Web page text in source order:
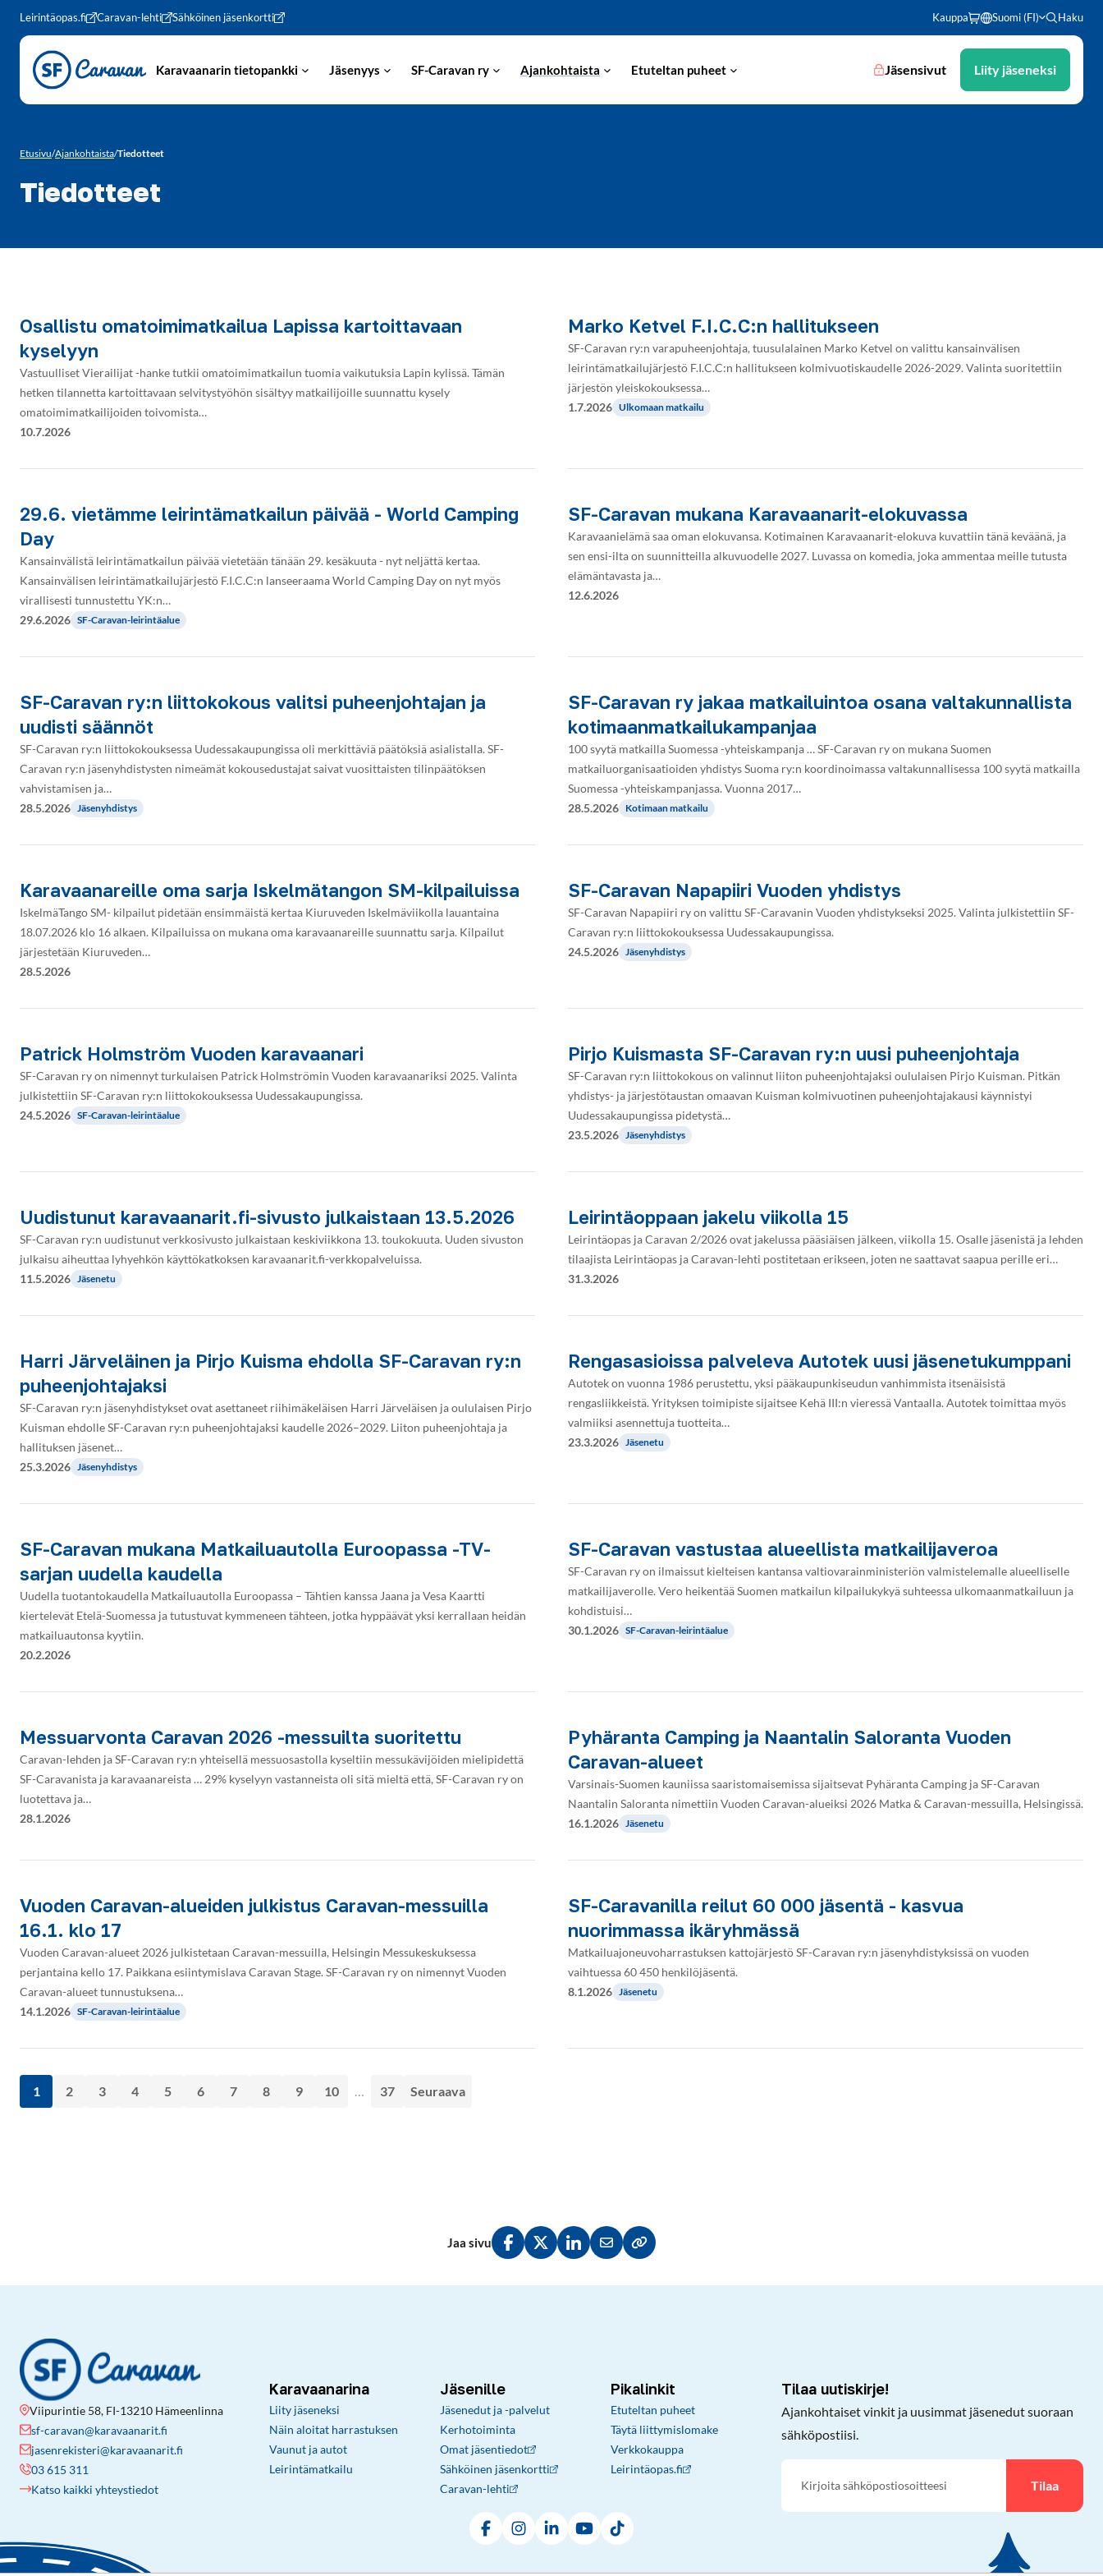
Siirry sivun sisältöön
Leirintäopas.fi Caravan-lehti Sähköinen jäsenkortti Kauppa Suomi (FI) Haku
Karavaanarin tietopankki Jäsenyys SF-Caravan ry Ajankohtaista Etuteltan puheet Jäsensivut Liity jäseneksi
Etusivu/Ajankohtaista/Tiedotteet
Tiedotteet
Osallistu omatoimimatkailua Lapissa kartoittavaan
kyselyyn
Vastuulliset Vierailijat -hanke tutkii omatoimimatkailun tuomia vaikutuksia Lapin kylissä. Tämän
hetken tilannetta kartoittavaan selvitystyöhön sisältyy matkailijoille suunnattu kysely
omatoimimatkailijoiden toivomista…
10.7.2026
Marko Ketvel F.I.C.C:n hallitukseen
SF-Caravan ry:n varapuheenjohtaja, tuusulalainen Marko Ketvel on valittu kansainvälisen
leirintämatkailujärjestö F.I.C.C:n hallitukseen kolmivuotiskaudelle 2026-2029. Valinta suoritettiin
järjestön yleiskokouksessa…
1.7.2026 Ulkomaan matkailu
29.6. vietämme leirintämatkailun päivää - World Camping
Day
Kansainvälistä leirintämatkailun päivää vietetään tänään 29. kesäkuuta - nyt neljättä kertaa.
Kansainvälisen leirintämatkailujärjestö F.I.C.C:n lanseeraama World Camping Day on nyt myös
virallisesti tunnustettu YK:n…
29.6.2026 SF-Caravan-leirintäalue
SF-Caravan mukana Karavaanarit-elokuvassa
Karavaanielämä saa oman elokuvansa. Kotimainen Karavaanarit-elokuva kuvattiin tänä keväänä, ja
sen ensi-ilta on suunnitteilla alkuvuodelle 2027. Luvassa on komedia, joka ammentaa meille tutusta
elämäntavasta ja…
12.6.2026
SF-Caravan ry:n liittokokous valitsi puheenjohtajan ja
uudisti säännöt
SF-Caravan ry:n liittokokouksessa Uudessakaupungissa oli merkittäviä päätöksiä asialistalla. SF-
Caravan ry:n jäsenyhdistysten nimeämät kokousedustajat saivat vuosittaisten tilinpäätöksen
vahvistamisen ja…
28.5.2026 Jäsenyhdistys
SF-Caravan ry jakaa matkailuintoa osana valtakunnallista
kotimaanmatkailukampanjaa
100 syytä matkailla Suomessa -yhteiskampanja … SF-Caravan ry on mukana Suomen
matkailuorganisaatioiden yhdistys Suoma ry:n koordinoimassa valtakunnallisessa 100 syytä matkailla
Suomessa -yhteiskampanjassa. Vuonna 2017…
28.5.2026 Kotimaan matkailu
Karavaanareille oma sarja Iskelmätangon SM-kilpailuissa
IskelmäTango SM- kilpailut pidetään ensimmäistä kertaa Kiuruveden Iskelmäviikolla lauantaina
18.07.2026 klo 16 alkaen. Kilpailuissa on mukana oma karavaanareille suunnattu sarja. Kilpailut
järjestetään Kiuruveden…
28.5.2026
SF-Caravan Napapiiri Vuoden yhdistys
SF-Caravan Napapiiri ry on valittu SF-Caravanin Vuoden yhdistykseksi 2025. Valinta julkistettiin SF-
Caravan ry:n liittokokouksessa Uudessakaupungissa.
24.5.2026 Jäsenyhdistys
Patrick Holmström Vuoden karavaanari
SF-Caravan ry on nimennyt turkulaisen Patrick Holmströmin Vuoden karavaanariksi 2025. Valinta
julkistettiin SF-Caravan ry:n liittokokouksessa Uudessakaupungissa.
24.5.2026 SF-Caravan-leirintäalue
Pirjo Kuismasta SF-Caravan ry:n uusi puheenjohtaja
SF-Caravan ry:n liittokokous on valinnut liiton puheenjohtajaksi oululaisen Pirjo Kuisman. Pitkän
yhdistys- ja järjestötaustan omaavan Kuisman kolmivuotinen puheenjohtajakausi käynnistyi
Uudessakaupungissa pidetystä…
23.5.2026 Jäsenyhdistys
Uudistunut karavaanarit.fi-sivusto julkaistaan 13.5.2026
SF-Caravan ry:n uudistunut verkkosivusto julkaistaan keskiviikkona 13. toukokuuta. Uuden sivuston
julkaisu aiheuttaa lyhyehkön käyttökatkoksen karavaanarit.fi-verkkopalveluissa.
11.5.2026 Jäsenetu
Leirintäoppaan jakelu viikolla 15
Leirintäopas ja Caravan 2/2026 ovat jakelussa pääsiäisen jälkeen, viikolla 15. Osalle jäsenistä ja lehden
tilaajista Leirintäopas ja Caravan-lehti postitetaan erikseen, joten ne saattavat saapua perille eri…
31.3.2026
Harri Järveläinen ja Pirjo Kuisma ehdolla SF-Caravan ry:n
puheenjohtajaksi
SF-Caravan ry:n jäsenyhdistykset ovat asettaneet riihimäkeläisen Harri Järveläisen ja oululaisen Pirjo
Kuisman ehdolle SF-Caravan ry:n puheenjohtajaksi kaudelle 2026–2029. Liiton puheenjohtaja ja
hallituksen jäsenet…
25.3.2026 Jäsenyhdistys
Rengasasioissa palveleva Autotek uusi jäsenetukumppani
Autotek on vuonna 1986 perustettu, yksi pääkaupunkiseudun vanhimmista itsenäisistä
rengasliikkeistä. Yrityksen toimipiste sijaitsee Kehä III:n vieressä Vantaalla. Autotek toimittaa myös
valmiiksi asennettuja tuotteita…
23.3.2026 Jäsenetu
SF-Caravan mukana Matkailuautolla Euroopassa -TV-
sarjan uudella kaudella
Uudella tuotantokaudella Matkailuautolla Euroopassa – Tähtien kanssa Jaana ja Vesa Kaartti
kiertelevät Etelä-Suomessa ja tutustuvat kymmeneen tähteen, jotka hyppäävät yksi kerrallaan heidän
matkailuautonsa kyytiin.
20.2.2026
SF-Caravan vastustaa alueellista matkailijaveroa
SF-Caravan ry on ilmaissut kielteisen kantansa valtiovarainministeriön valmistelemalle alueelliselle
matkailijaverolle. Vero heikentää Suomen matkailun kilpailukykyä suhteessa ulkomaanmatkailuun ja
kohdistuisi…
30.1.2026 SF-Caravan-leirintäalue
Messuarvonta Caravan 2026 -messuilta suoritettu
Caravan-lehden ja SF-Caravan ry:n yhteisellä messuosastolla kyseltiin messukävijöiden mielipidettä
SF-Caravanista ja karavaanareista … 29% kyselyyn vastanneista oli sitä mieltä että, SF-Caravan ry on
luotettava ja…
28.1.2026
Pyhäranta Camping ja Naantalin Saloranta Vuoden
Caravan-alueet
Varsinais-Suomen kauniissa saaristomaisemissa sijaitsevat Pyhäranta Camping ja SF-Caravan
Naantalin Saloranta nimettiin Vuoden Caravan-alueiksi 2026 Matka & Caravan-messuilla, Helsingissä.
16.1.2026 Jäsenetu
Vuoden Caravan-alueiden julkistus Caravan-messuilla
16.1. klo 17
Vuoden Caravan-alueet 2026 julkistetaan Caravan-messuilla, Helsingin Messukeskuksessa
perjantaina kello 17. Paikkana esiintymislava Caravan Stage. SF-Caravan ry on nimennyt Vuoden
Caravan-alueet tunnustuksena…
14.1.2026 SF-Caravan-leirintäalue
SF-Caravanilla reilut 60 000 jäsentä - kasvua
nuorimmassa ikäryhmässä
Matkailuajoneuvoharrastuksen kattojärjestö SF-Caravan ry:n jäsenyhdistyksissä on vuoden
vaihtuessa 60 450 henkilöjäsentä.
8.1.2026 Jäsenetu
1 2 3 4 5 6 7 8 9 10 … 37 Seuraava
Jaa sivu
Jaa Facebookissa
Jaa Twitterissä
Jaa LinkedInissä
Jaa sähköpostitse
Kopioi linkki leikepöydälle
Viipurintie 58, FI-13210 Hämeenlinna
sf-caravan@karavaanarit.fi
jasenrekisteri@karavaanarit.fi
03 615 311
Katso kaikki yhteystiedot
Karavaanarina
Liity jäseneksi
Näin aloitat harrastuksen
Vaunut ja autot
Leirintämatkailu
Jäsenille
Jäsenedut ja -palvelut
Kerhotoiminta
Omat jäsentiedot
Sähköinen jäsenkortti
Caravan-lehti
Pikalinkit
Etuteltan puheet
Täytä liittymislomake
Verkkokauppa
Leirintäopas.fi
Tilaa uutiskirje!
Ajankohtaiset vinkit ja uusimmat jäsenedut suoraan
sähköpostiisi.
Tilaa
FacebookInstagramLinkedInYouTubeTikTok